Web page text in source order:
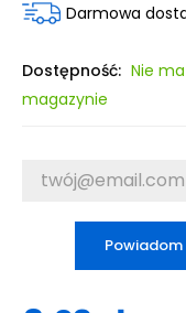
Darmowa
Dostępność: Nie
magazynie